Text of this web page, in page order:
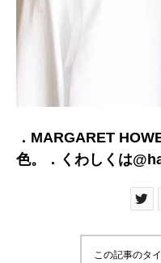
．MARGARET
色。．くわしくは
Tie#walkers #tie#ネ
この記事のタ